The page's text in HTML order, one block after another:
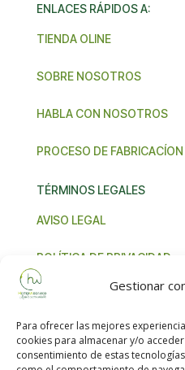
Gestionar
Para ofrecer las mejores
cookies para almacenar y/o
consentimiento de estas
ENLACES RÁPIDOS A:
TIENDA OLINE
SOBRE NOSOTROS
HABLA CON NOSOTROS
PROCESO DE FABRICACÍON
TÉRMINOS LEGALES
AVISO LEGAL
POLÍTICA DE PRIVACIDAD
TÉRMINOS Y CONDICIONES
NORMA IVA UNIÓN